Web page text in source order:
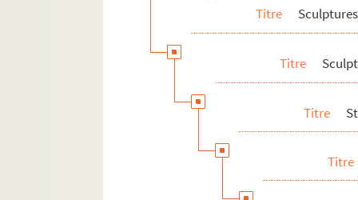
Titre Sculptures
Titre
Titre
Titre